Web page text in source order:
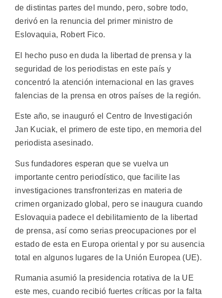
de distintas partes del mundo, pero, sobre todo,
derivó en la renuncia del primer ministro de
Eslovaquia, Robert Fico.
El hecho puso en duda la libertad de prensa y la
seguridad de los periodistas en este país y
concentró la atención internacional en las graves
falencias de la prensa en otros países de la región.
Este año, se inauguró el Centro de Investigación
Jan Kuciak, el primero de este tipo, en memoria del
periodista asesinado.
Sus fundadores esperan que se vuelva un
importante centro periodístico, que facilite las
investigaciones transfronterizas en materia de
crimen organizado global, pero se inaugura cuando
Eslovaquia padece el debilitamiento de la libertad
de prensa, así como serias preocupaciones por el
estado de esta en Europa oriental y por su ausencia
total en algunos lugares de la Unión Europea (UE).
Rumania asumió la presidencia rotativa de la UE
este mes, cuando recibió fuertes críticas por la falta